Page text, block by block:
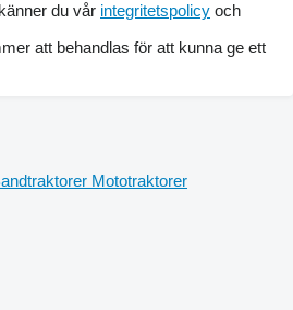
du vår integritetspolicy och
att behandlas för att kunna ge ett
Mototraktorer